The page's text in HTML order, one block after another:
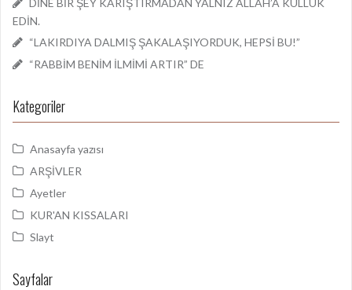
DİNE BİR ŞEY KARIŞTIRMADAN YALNIZ ALLAH’A KULLUK
EDİN.
“LAKIRDIYA DALMIŞ ŞAKALAŞIYORDUK, HEPSİ BU!”
“RABBİM BENİM İLMİMİ ARTIR” DE
Kategoriler
Anasayfa yazısı
ARŞİVLER
Ayetler
KUR'AN KISSALARI
Slayt
Sayfalar